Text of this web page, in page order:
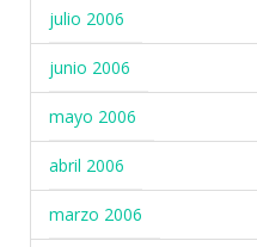
julio 2006
junio 2006
mayo 2006
abril 2006
marzo 2006